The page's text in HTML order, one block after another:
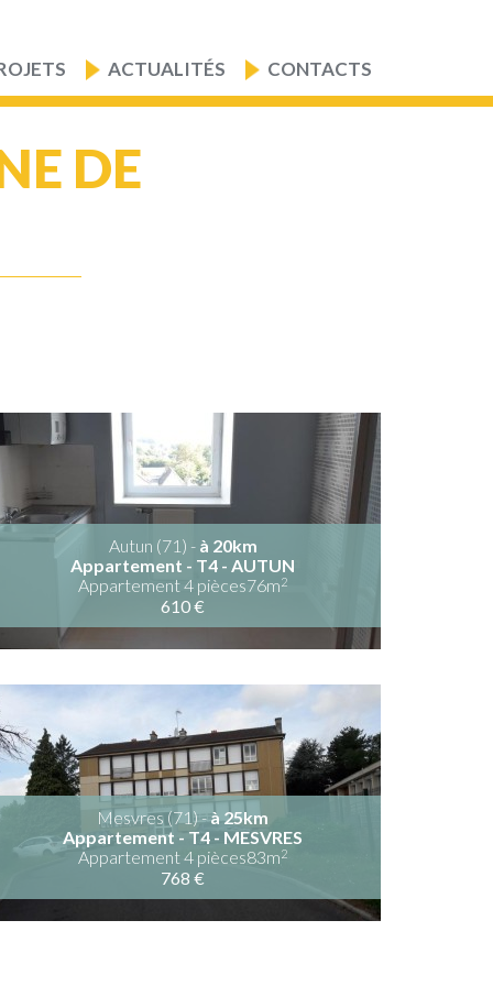
ACTUALITÉS CONTACTS
DE
Autun (71) - à 20km
Appartement - T4 - AUTUN
Appartement 4 pièces76m2
610 €
Mesvres (71) -à 25km
Appartement - T4 - MESVRES
Appartement 4 pièces83m2
768 €